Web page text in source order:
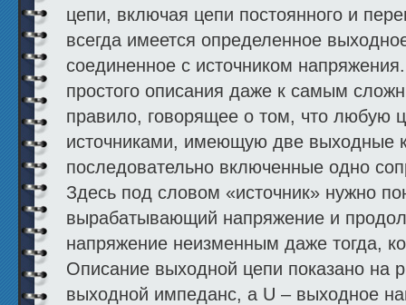
цепи, включая цепи постоянного и
всегда имеется определенное
соединенное с источником
простого описания даже к самым
правило, говорящее о том, что любую
источниками, имеющую две выходные
последовательно включенные одно
Здесь под словом «источник» нужно
вырабатывающий напряжение и
напряжение неизменным даже тогда,
Описание выходной цепи показано на
выходной импеданс, а U – выходное